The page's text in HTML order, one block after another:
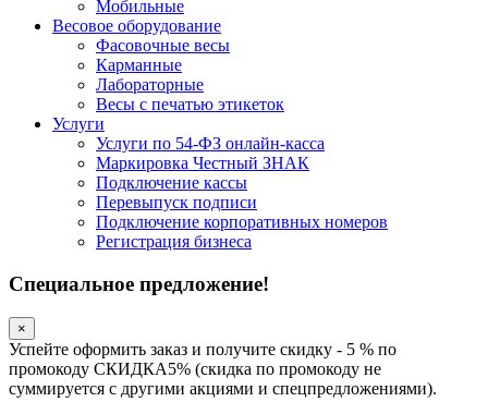
Мобильные
Весовое оборудование
Фасовочные весы
Карманные
Лабораторные
Весы с печатью этикеток
Услуги
Услуги по 54-ФЗ онлайн-касса
Маркировка Честный ЗНАК
Подключение кассы
Перевыпуск подписи
Подключение корпоративных номеров
Регистрация бизнеса
Специальное предложение!
×
Успейте оформить заказ и получите скидку - 5 % по
промокоду СКИДКА5% (скидка по промокоду не
суммируется с другими акциями и спецпредложениями).